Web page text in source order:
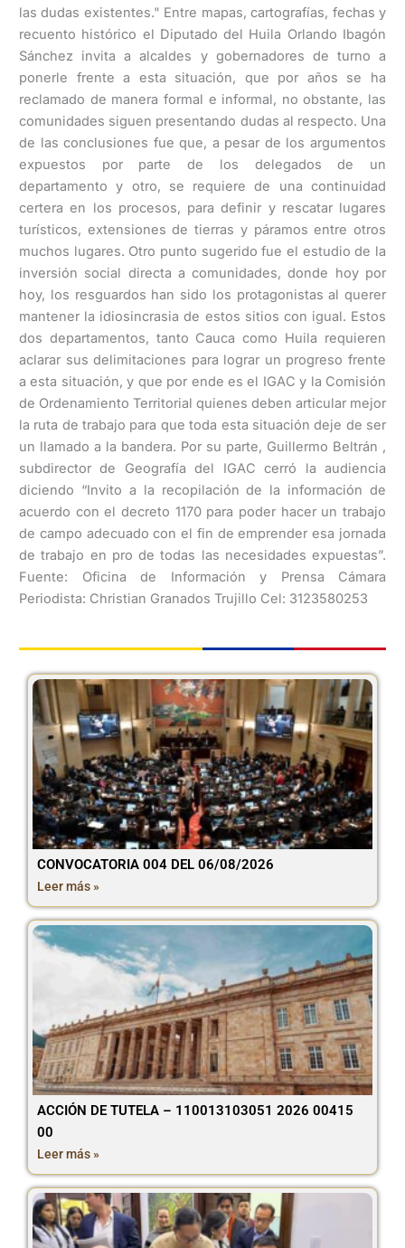
las dudas existentes." Entre mapas, cartografías, fechas y
recuento histórico el Diputado del Huila Orlando Ibagón
Sánchez invita a alcaldes y gobernadores de turno a
ponerle frente a esta situación, que por años se ha
reclamado de manera formal e informal, no obstante, las
comunidades siguen presentando dudas al respecto. Una
de las conclusiones fue que, a pesar de los argumentos
expuestos por parte de los delegados de un
departamento y otro, se requiere de una continuidad
certera en los procesos, para definir y rescatar lugares
turísticos, extensiones de tierras y páramos entre otros
muchos lugares. Otro punto sugerido fue el estudio de la
inversión social directa a comunidades, donde hoy por
hoy, los resguardos han sido los protagonistas al querer
mantener la idiosincrasia de estos sitios con igual. Estos
dos departamentos, tanto Cauca como Huila requieren
aclarar sus delimitaciones para lograr un progreso frente
a esta situación, y que por ende es el IGAC y la Comisión
de Ordenamiento Territorial quienes deben articular mejor
la ruta de trabajo para que toda esta situación deje de ser
un llamado a la bandera. Por su parte, Guillermo Beltrán ,
subdirector de Geografía del IGAC cerró la audiencia
diciendo “Invito a la recopilación de la información de
acuerdo con el decreto 1170 para poder hacer un trabajo
de campo adecuado con el fin de emprender esa jornada
de trabajo en pro de todas las necesidades expuestas”.
Fuente: Oficina de Información y Prensa Cámara
Periodista: Christian Granados Trujillo Cel: 3123580253
CONVOCATORIA 004 DEL 06/08/2026
Leer más »
ACCIÓN DE TUTELA – 110013103051 2026 00415
00
Leer más »